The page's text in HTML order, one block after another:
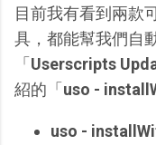
目前我有看到兩款
具，都能幫我們自
「Userscripts
紹的「uso -
uso -